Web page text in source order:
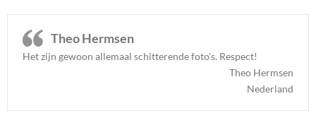
Theo Hermsen
Het zijn gewoon allemaal schitterende foto’s. Respect!
Theo Hermsen
Nederland